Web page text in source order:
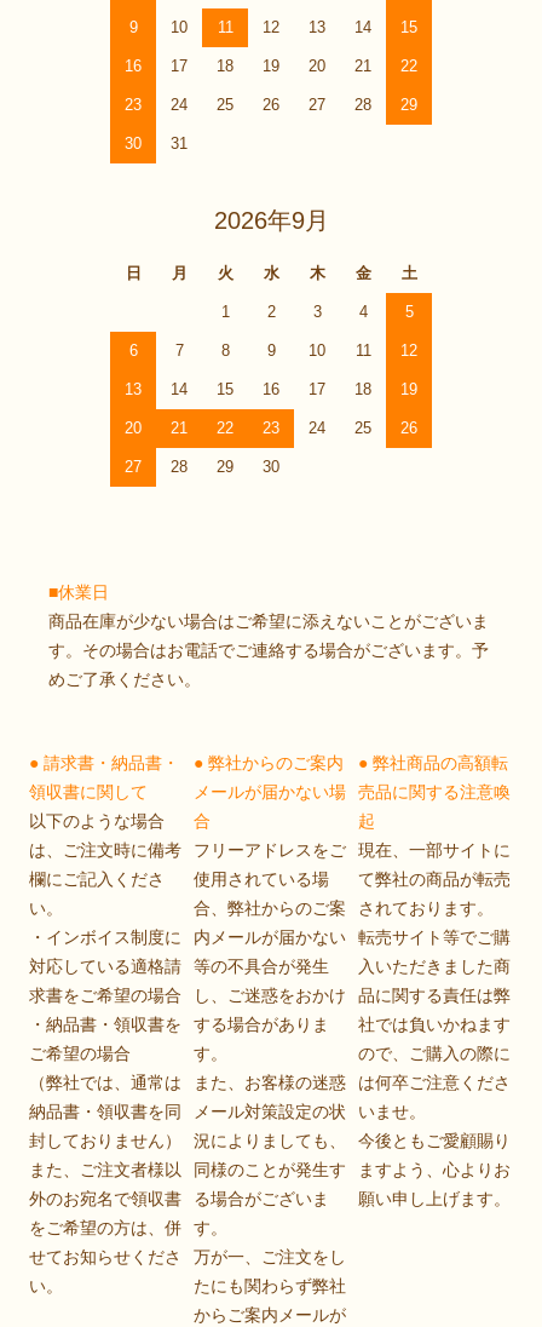
9 10 11 12 13 14 15
16 17 18 19 20 21 22
23 24 25 26 27 28 29
30 31
2026年9月
日 月 火 水 木 金 土
1 2 3 4 5
6 7 8 9 10 11 12
13 14 15 16 17 18 19
20 21 22 23 24 25 26
27 28 29 30
■休業日
商品在庫が少ない場合はご希望に添えないことがございま
す。その場合はお電話でご連絡する場合がございます。予
めご了承ください。
● 請求書・納品書・
領収書に関して
以下のような場合
は、ご注文時に備考
欄にご記入くださ
い。
・インボイス制度に
対応している適格請
求書をご希望の場合
・納品書・領収書を
ご希望の場合
（弊社では、通常は
納品書・領収書を同
封しておりません）
また、ご注文者様以
外のお宛名で領収書
をご希望の方は、併
せてお知らせくださ
い。
● 弊社からのご案内
メールが届かない場
合
フリーアドレスをご
使用されている場
合、弊社からのご案
内メールが届かない
等の不具合が発生
し、ご迷惑をおかけ
する場合がありま
す。
また、お客様の迷惑
メール対策設定の状
況によりましても、
同様のことが発生す
る場合がございま
す。
万が一、ご注文をし
たにも関わらず弊社
からご案内メールが
● 弊社商品の高額転
売品に関する注意喚
起
現在、一部サイトに
て弊社の商品が転売
されております。
転売サイト等でご購
入いただきました商
品に関する責任は弊
社では負いかねます
ので、ご購入の際に
は何卒ご注意くださ
いませ。
今後ともご愛顧賜り
ますよう、心よりお
願い申し上げます。